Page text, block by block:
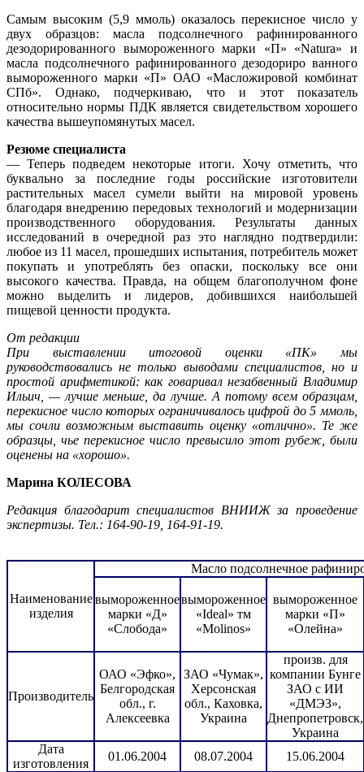
Самым высоким (5,9 ммоль) оказалось перекисное число у
двух образцов: масла подсолнечного рафинированного
дезодорированного вымороженного марки «П» «Natura» и
масла подсолнечного рафинированного дезодориро ванного
вымороженного марки «П» ОАО «Масложировой комбинат
СПб». Однако, подчеркиваю, что и этот показатель
относительно нормы ПДК является свидетельством хорошего
качества вышеупомянутых масел.
Резюме специалиста
— Теперь подведем некоторые итоги. Хочу отметить, что
буквально за последние годы российские изготовители
растительных масел сумели выйти на мировой уровень
благодаря внедрению передовых технологий и модернизации
производственного оборудования. Результаты данных
исследований в очередной раз это наглядно подтвердили:
любое из 11 масел, прошедших испытания, потребитель может
покупать и употреблять без опаски, поскольку все они
высокого качества. Правда, на общем благополучном фоне
можно выделить и лидеров, добившихся наибольшей
пищевой ценности продукта.
От редакции
При выставлении итоговой оценки «ПК» мы
руководствовались не только выводами специалистов, но и
простой арифметикой: как говаривал незабвенный Владимир
Ильич, — лучше меньше, да лучше. А потому всем образцам,
перекисное число которых ограничивалось цифрой до 5 ммоль,
мы сочли возможным выставить оценку «отлично». Те же
образцы, чье перекисное число превысило этот рубеж, были
оценены на «хорошо».
Марина КОЛЕСОВА
Редакция благодарит специалистов ВНИИЖ за проведение
экспертизы. Тел.: 164-90-19, 164-91-19.
Наименование
изделия
Масло подсолнечное
вымороженное
марки «Д»
«Слобода»
вымороженное
«Ideal» тм
«Molinos»
вымороженное
марки «П»
«Олейна»
Производитель
ОАО «Эфко»,
Белгородская
обл., г.
Алексеевка
ЗАО «Чумак»,
Херсонская
обл., Каховка,
Украина
произв. для
компании Бунге
ЗАО с ИИ
«ДМЭЗ»,
Днепропетровск,
Украина
Дата
изготовления
01.06.2004 08.07.2004
15.06.2004